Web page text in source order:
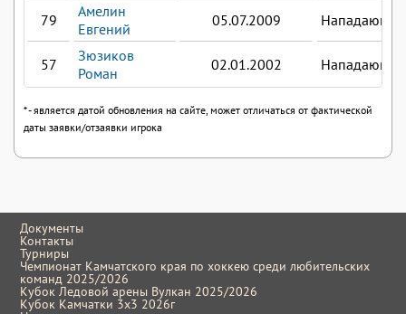
79
Амелин
Евгений
05.07.2009 Нападающий
57
Зюзиков
Роман
02.01.2002 Нападающий
* - является датой обновления на сайте, может отличаться от фактической
даты заявки/отзаявки игрока
Документы
Контакты
Турниры
Чемпионат Камчатского края по хоккею среди любительских
команд 2025/2026
Кубок Ледовой арены Вулкан 2025/2026
Кубок Камчатки 3x3 2026г